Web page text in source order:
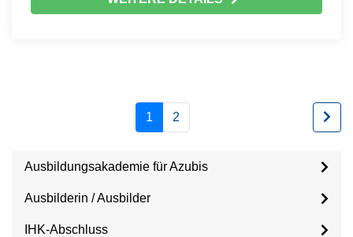
1 2
Ausbildungsakademie für Azubis
Ausbilderin / Ausbilder
IHK-Abschluss